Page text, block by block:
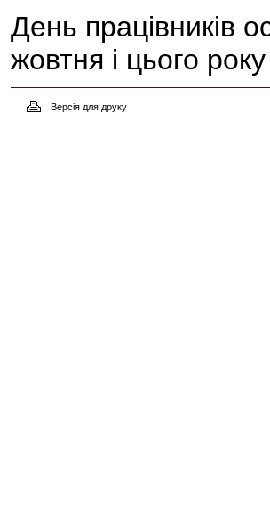
День працівників
жовтня і цього
Версія для друку